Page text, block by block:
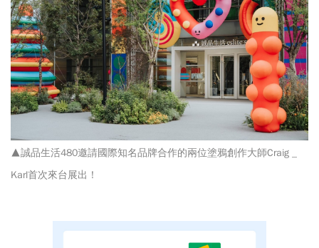
▲誠品生活480邀請國際知名品牌合作的兩位塗鴉創作大師Craig _
Karl首次來台展出！